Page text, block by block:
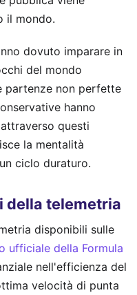
il mondo.
dovuto imparare in
del mondo
partenze non perfette
hanno
questi
la mentalità
ciclo duraturo.
della telemetria
disponibili sulle
ufficiale della Formula
nell'efficienza del
velocità di punta